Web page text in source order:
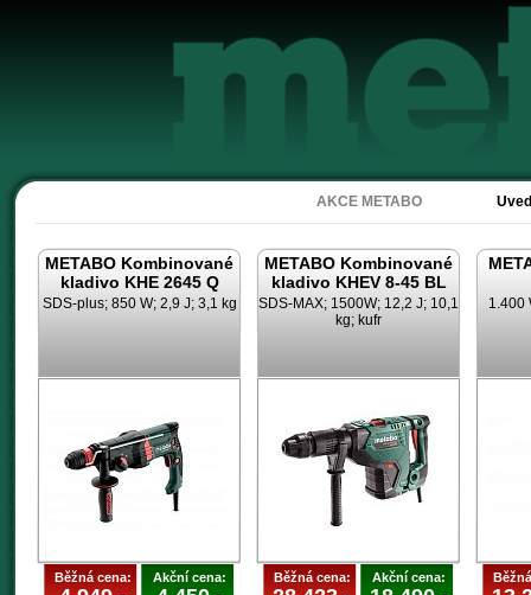
AKCE METABO
METABO Kombinované
kladivo KHE 2645 Q
SDS-plus; 850 W; 2,9 J; 3,1 kg
Běžná cena: Akční cena:
METABO Kombinované
kladivo KHEV 8-45 BL
SDS-MAX; 1500W; 12,2 J; 10,1
kg; kufr
Běžná cena: Akční cena:
1.400